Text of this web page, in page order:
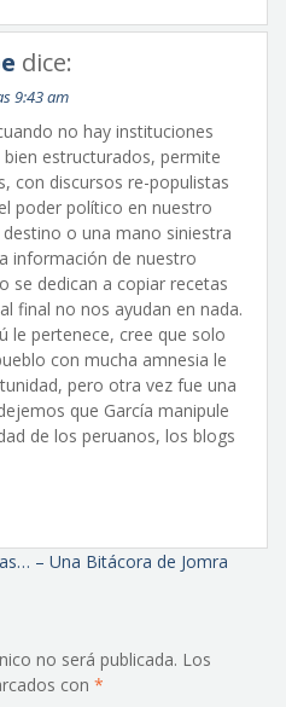
dice:
9:43 am
no hay instituciones
estructurados, permite
con discursos re-populistas
poder político en nuestro
o una mano siniestra
información de nuestro
se dedican a copiar recetas
final no nos ayudan en nada.
le pertenece, cree que solo
con mucha amnesia le
pero otra vez fue una
que García manipule
de los peruanos, los blogs
– Una Bitácora de Jomra
no será publicada. Los
con *